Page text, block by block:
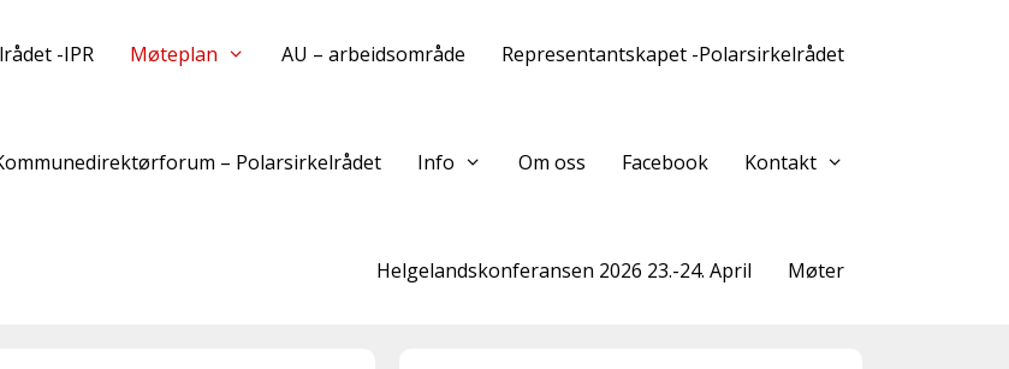
-IPR Møteplan AU – arbeidsområde Representantskapet -Polarsirkelrådet
– Polarsirkelrådet Info Om oss Facebook Kontakt
Helgelandskonferansen 2026 23.-24. April Møter